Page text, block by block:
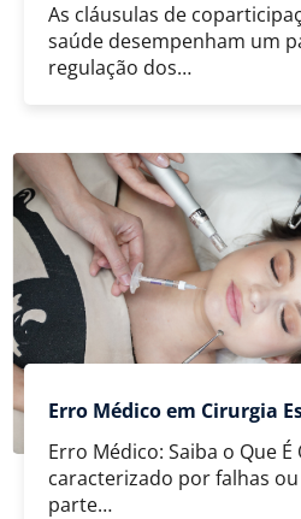
As cláusulas de
saúde desempenham um
regulação dos…
Erro Médico em Cirurgia
Erro Médico: Saiba o Que
caracterizado por falhas
parte…